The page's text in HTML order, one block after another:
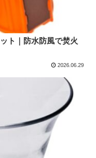
ト｜防水防風で焚火
2026.06.29